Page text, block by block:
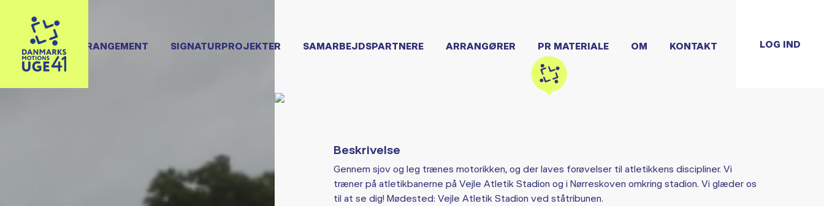
OPRET ARRANGEMENT SIGNATURPROJEKTER SAMARBEJDSPARTNERE ARRANGØRER PR MATERIALE OM KONTAKT LOG IND
Beskrivelse
Gennem sjov og leg trænes motorikken, og der laves forøvelser til atletikkens discipliner. Vi
træner på atletikbanerne på Vejle Atletik Stadion og i Nørreskoven omkring stadion. Vi glæder os
til at se dig! Mødested: Vejle Atletik Stadion ved ståtribunen.